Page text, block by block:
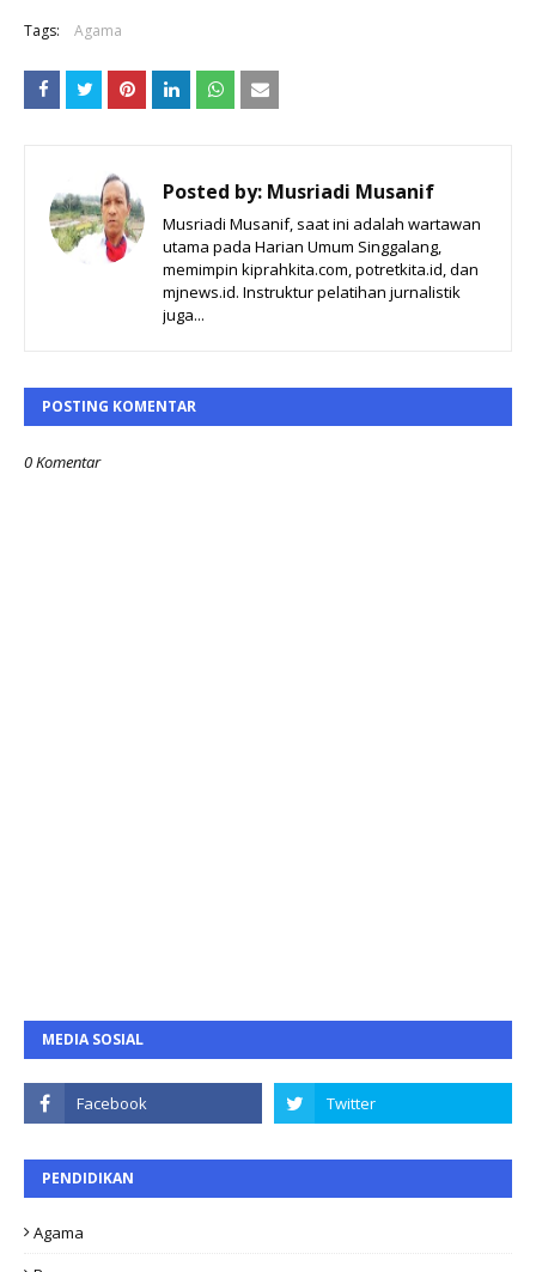
Tags: Agama
Posted by: Musriadi Musanif
Musriadi Musanif, saat ini adalah wartawan
utama pada Harian Umum Singgalang,
memimpin kiprahkita.com, potretkita.id, dan
mjnews.id. Instruktur pelatihan jurnalistik
juga...
POSTING KOMENTAR
0 Komentar
MEDIA SOSIAL
PENDIDIKAN
Agama